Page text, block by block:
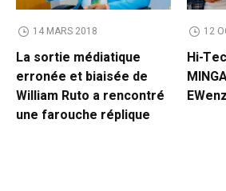
14 MARS 2018
La sortie médiatique
erronée et biaisée de
William Ruto a rencontré
une farouche réplique
12
Hi-